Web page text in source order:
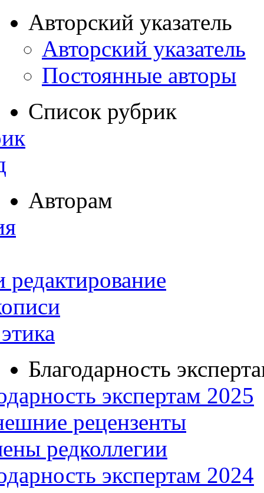
Авторский указатель
Авторский указатель
Постоянные авторы
Список рубрик
Авторам
редактирование
Благодарность
экспертам 2025
рецензенты
редколлегии
экспертам 2024